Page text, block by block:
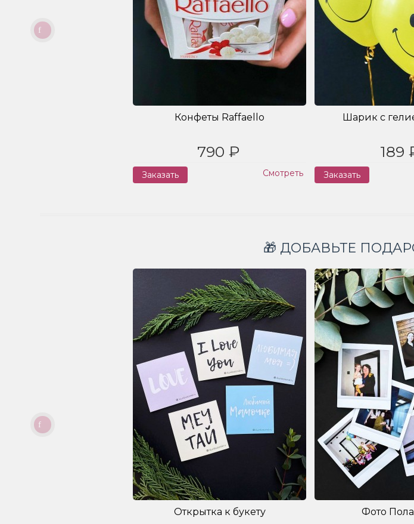
Конфеты Raffaello
790 ₽
Заказать Смотреть
Шарик с
189
Заказать
🎁 ДОБАВЬТЕ
Открытка к букету Фото